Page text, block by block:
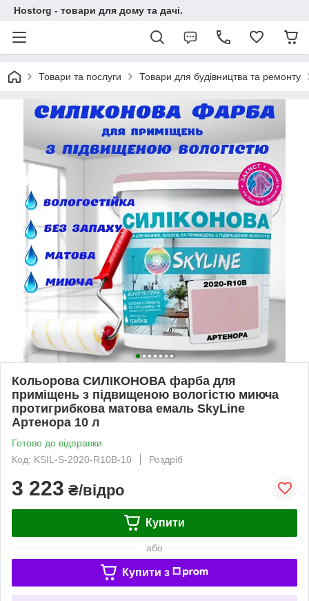
Hostorg - товари для дому та дачі.
Товари та послуги Товари для будівництва та ремонту
Кольорова СИЛІКОНОВА фарба для
приміщень з підвищеною вологістю миюча
протигрибкова матова емаль SkyLine
Артенора 10 л
Готово до відправки
Код: KSIL-S-2020-R10B-10
Роздріб
3 223 ₴/відро
Купити
або
Купити з